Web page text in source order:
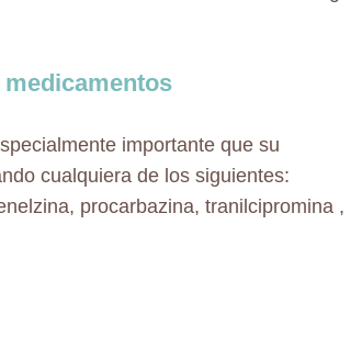
importante que su
cualquiera de los siguientes:
procarbazina, tranilcipromina ,